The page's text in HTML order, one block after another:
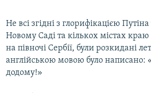
Не всі згідні з глорифікацією Путіна
Новому Саді та кількох містах
на півночі Сербії, були розкидані
англійською мовою було написано:
додому!»